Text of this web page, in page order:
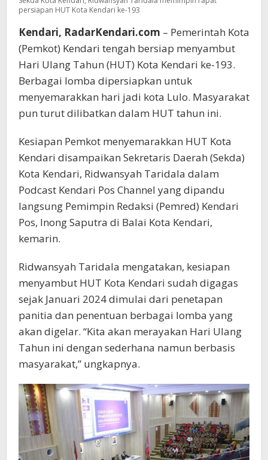
persiapan HUT Kota Kendari ke-193
Kendari, RadarKendari.com – Pemerintah Kota
(Pemkot) Kendari tengah bersiap menyambut
Hari Ulang Tahun (HUT) Kota Kendari ke-193.
Berbagai lomba dipersiapkan untuk
menyemarakkan hari jadi kota Lulo. Masyarakat
pun turut dilibatkan dalam HUT tahun ini.
Kesiapan Pemkot menyemarakkan HUT Kota
Kendari disampaikan Sekretaris Daerah (Sekda)
Kota Kendari, Ridwansyah Taridala dalam
Podcast Kendari Pos Channel yang dipandu
langsung Pemimpin Redaksi (Pemred) Kendari
Pos, Inong Saputra di Balai Kota Kendari,
kemarin.
Ridwansyah Taridala mengatakan, kesiapan
menyambut HUT Kota Kendari sudah digagas
sejak Januari 2024 dimulai dari penetapan
panitia dan penentuan berbagai lomba yang
akan digelar. “Kita akan merayakan Hari Ulang
Tahun ini dengan sederhana namun berbasis
masyarakat,” ungkapnya.